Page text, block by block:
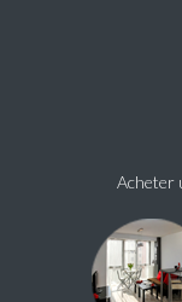
Acheter